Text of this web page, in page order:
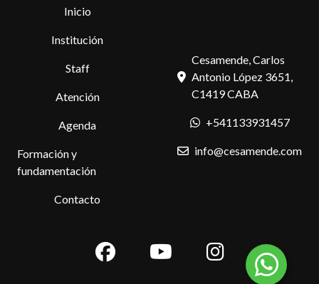
Inicio
Institución
Staff
Atención
Agenda
Formación y
fundamentación
Contacto
Cesamende, Carlos
Antonio López 3651,
C1419 CABA
+541133931457
info@cesamende.com